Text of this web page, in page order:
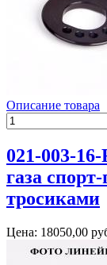
Описание товара
021-003-
газа
тросиками
Цена: 18050,00